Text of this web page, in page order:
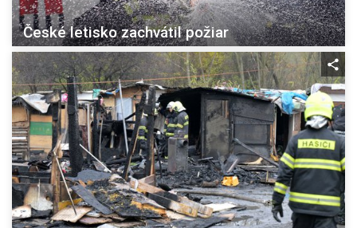
České letisko zachvátil požiar